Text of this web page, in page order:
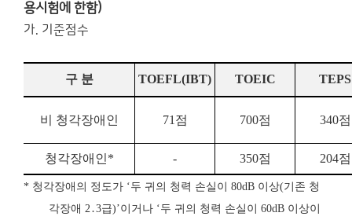
용시험에 한함)
가. 기준점수
구 분 TOEFL(IBT) TOEIC TEPS
비 청각장애인 71 점 700점 340점
청각장애인* - 350점 204점
* 청각장애의 정도가 ‘두 귀의 청력 손실이 80dB 이상(기존 청
각장애 2․3급)’이거나 ‘두 귀의 청력 손실이 60dB 이상이